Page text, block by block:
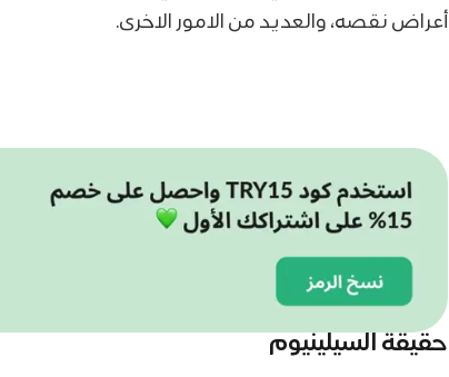
أعراض نقصه، والعديد من الامور الاخرى.
حقيقة السيلينيوم